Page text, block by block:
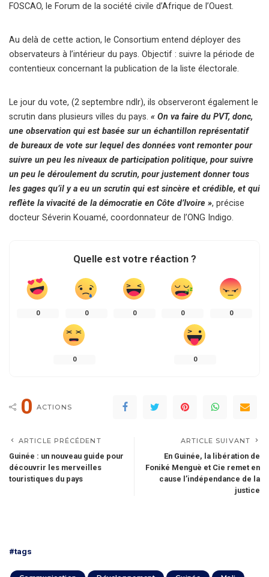
FOSCAO, le Forum de la société civile d’Afrique de l’Ouest.
Au delà de cette action, le Consortium entend déployer des
observateurs à l’intérieur du pays. Objectif : suivre la période de
contentieux concernant la publication de la liste électorale.
Le jour du vote, (2 septembre ndlr), ils observeront également le
scrutin dans plusieurs villes du pays. « On va faire du PVT, donc,
une observation qui est basée sur un échantillon représentatif
de bureaux de vote sur lequel des données vont remonter pour
suivre un peu les niveaux de participation politique, pour suivre
un peu le déroulement du scrutin, pour justement donner tous
les gages qu’il y a eu un scrutin qui est sincère et crédible, et qui
reflète la vivacité de la démocratie en Côte d’Ivoire », précise
docteur Séverin Kouamé, coordonnateur de l’ONG Indigo.
Quelle est votre réaction ?
0 0 0 0 0
0 0
0 ACTIONS
ARTICLE PRÉCÉDENT
Guinée : un nouveau guide pour
découvrir les merveilles
touristiques du pays
ARTICLE SUIVANT
En Guinée, la libération de
Foniké Menguè et Cie remet en
cause l’indépendance de la
justice
#tags